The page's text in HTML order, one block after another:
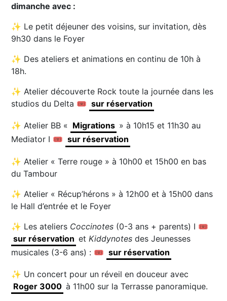
dimanche avec :
✨ Le petit déjeuner des voisins, sur invitation, dès
9h30 dans le Foyer
✨ Des ateliers et animations en continu de 10h à
18h.
✨ Atelier découverte Rock toute la journée dans les
studios du Delta 🎟 sur réservation
✨ Atelier BB « Migrations » à 10h15 et 11h30 au
Mediator I 🎟 sur réservation
✨ Atelier « Terre rouge » à 10h00 et 15h00 en bas
du Tambour
✨ Atelier « Récup’hérons » à 12h00 et à 15h00 dans
le Hall d’entrée et le Foyer
✨ Les ateliers Coccinotes (0-3 ans + parents) I 🎟
sur réservation et Kiddynotesdes Jeunesses
musicales (3-6 ans) : 🎟 sur réservation
✨ Un concert pour un réveil en douceur avec
Roger 3000 à 11h00 sur la Terrasse panoramique.